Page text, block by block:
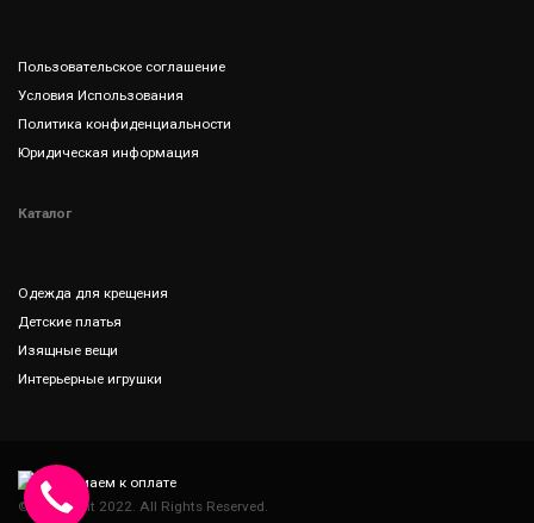
Пользовательское соглашение
Условия Использования
Политика конфиденциальности
Юридическая информация
Каталог
Одежда для крещения
Детские платья
Изящные вещи
Интерьерные игрушки
© Copyright 2022. All Rights Reserved.